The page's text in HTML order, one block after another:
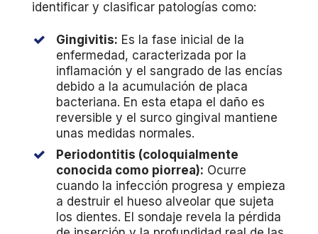
identificar y clasificar patologías como:
Gingivitis: Es la fase inicial de la
enfermedad, caracterizada por la
inflamación y el sangrado de las encías
debido a la acumulación de placa
bacteriana. En esta etapa el daño es
reversible y el surco gingival mantiene
unas medidas normales.
Periodontitis (coloquialmente
conocida como piorrea): Ocurre
cuando la infección progresa y empieza
a destruir el hueso alveolar que sujeta
los dientes. El sondaje revela la pérdida